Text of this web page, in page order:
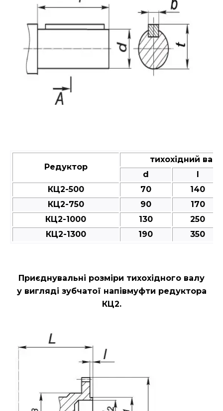
Редуктор
тихохідний
d
l
КЦ2-500
70
140
КЦ2-750
90
170
КЦ2-1000
130
250
КЦ2-1300
190 350
Приєднувальні розміри тихохідного валу
у вигляді зубчатої напівмуфти редуктора
КЦ2.